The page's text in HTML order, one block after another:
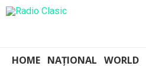
HOME NAȚIONAL WORLD